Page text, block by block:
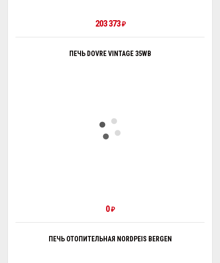
203 373₽
ПЕЧЬ DOVRE VINTAGE 35WB
0₽
ПЕЧЬ ОТОПИТЕЛЬНАЯ NORDPEIS BERGEN